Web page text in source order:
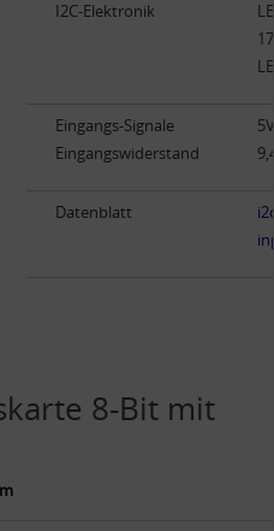
I2C-Elektronik
Eingangs-Signale
Eingangswiderstand
Datenblatt
8-Bit mit